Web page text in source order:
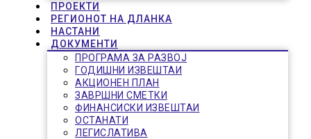
ПРОЕКТИ
РЕГИОНОТ НА ДЛАНКА
НАСТАНИ
ДОКУМЕНТИ
ПРОГРАМА ЗА РАЗВОЈ
ГОДИШНИ ИЗВЕШТАИ
АКЦИОНЕН ПЛАН
ЗАВРШНИ СМЕТКИ
ФИНАНСИСКИ ИЗВЕШТАИ
ОСТАНАТИ
ЛЕГИСЛАТИВА